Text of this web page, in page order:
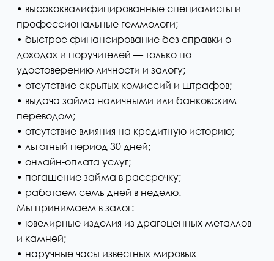
• высококвалифицированные специалисты и
профессиональные геммологи;
• быстрое финансирование без справки о
доходах и поручителей — только по
удостоверению личности и залогу;
• отсутствие скрытых комиссий и штрафов;
• выдача займа наличными или банковским
переводом;
• отсутствие влияния на кредитную историю;
• льготный период 30 дней;
• онлайн-оплата услуг;
• погашение займа в рассрочку;
• работаем семь дней в неделю.
Мы принимаем в залог:
• ювелирные изделия из драгоценных металлов
и камней;
• наручные часы известных мировых